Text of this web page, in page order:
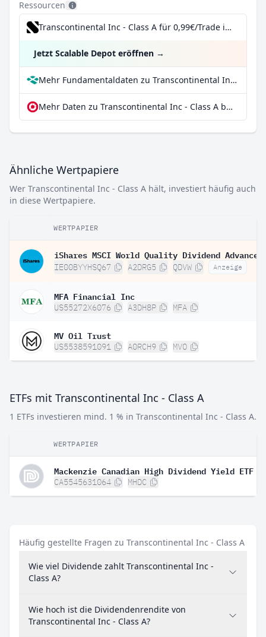
Ressourcen
Transcontinental Inc - Class A für 0,99€/Trade inkl. Dividend Reinvestment Plan
Jetzt Scalable Depot eröffnen →
Mehr Fundamentaldaten zu Transcontinental Inc - Class A bei Parqet
Mehr Daten zu Transcontinental Inc - Class A bei extraETF
Ähnliche Wertpapiere
Wer Transcontinental Inc - Class A hält, investiert häufig auch
in diese Wertpapiere.
WERTPAPIER
IE00BYYHSQ67 A2DRG5 QDVW Anzeige
MFA Financial Inc
US55272X6076 A3DH8P MFA
MV Oil Trust
US5538591091 A0RCH9 MVO
ETFs mit Transcontinental Inc - Class A
1 ETFs investieren mind. 1 % in Transcontinental Inc - Class A.
WERTPAPIER
Mackenzie Canadian High Dividend Yield ETF
CA5545631064 MHDC
Häufig gestellte Fragen zu Transcontinental Inc - Class A
Wie viel Dividende zahlt Transcontinental Inc -
Class A?
Wie hoch ist die Dividendenrendite von
Transcontinental Inc - Class A?